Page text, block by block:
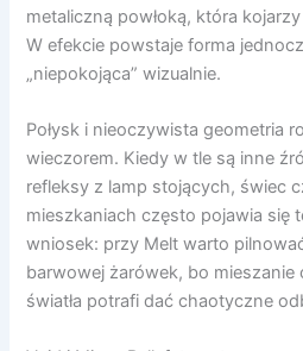
metaliczną powłoką, która
W efekcie powstaje forma
„niepokojąca” wizualnie.
Połysk i nieoczywista geometria
wieczorem. Kiedy w tle są inne
refleksy z lamp stojących, świec
mieszkaniach często pojawia się
wniosek: przy Melt warto
barwowej żarówek, bo mieszanie
światła potrafi dać chaotyczne